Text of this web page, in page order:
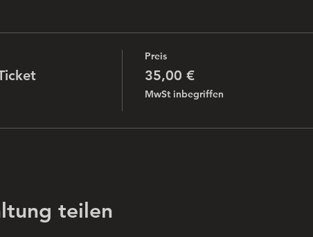
Preis
35,00 €
MwSt inbegriffen
teilen